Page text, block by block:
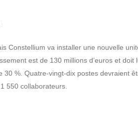
Constellium va installer une nouvelle
est de 130 millions d’euros et
30 %. Quatre-vingt-dix postes devraient
550 collaborateurs.